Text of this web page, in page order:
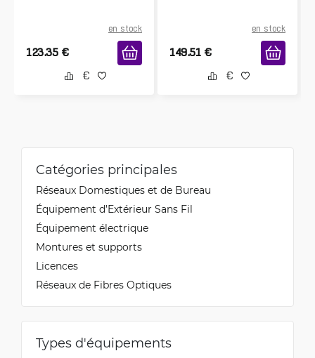
en stock
123.35 €
en stock
149.51 €
Catégories principales
Réseaux Domestiques et de Bureau
Équipement d’Extérieur Sans Fil
Équipement électrique
Montures et supports
Licences
Réseaux de Fibres Optiques
Types d'équipements